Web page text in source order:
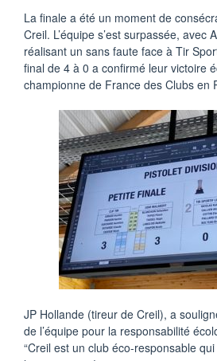
La finale a été un moment de
Creil. L’équipe s’est surpassée, avec
réalisant un sans faute face à Tir
final de 4 à 0 a confirmé leur victoire
championne de France des Clubs en
JP Hollande (tireur de Creil), a
de l’équipe pour la responsabilité
“Creil est un club éco-responsable